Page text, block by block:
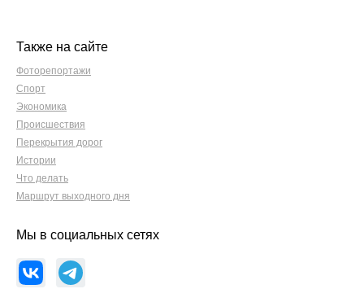
Также на сайте
Фоторепортажи
Спорт
Экономика
Происшествия
Перекрытия дорог
Истории
Что делать
Маршрут выходного дня
Мы в социальных сетях